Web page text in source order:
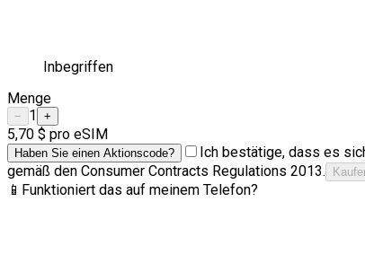
Inbegriffen
Menge
− 1 +
5,70 $ pro eSIM
Haben Sie einen Aktionscode?
Ich bestätige, dass es
gemäß den Consumer Contracts Regulations 2013.
📱 Funktioniert das auf meinem Telefon?